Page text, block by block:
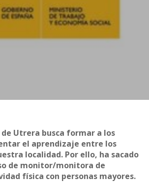
Utrera busca formar a los
el aprendizaje entre los
localidad. Por ello, ha sacado
de monitor/monitora de
física con personas mayores.